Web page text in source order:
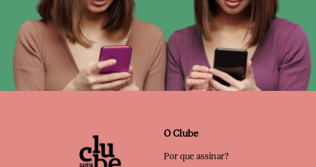
O Clube
Por que assinar?